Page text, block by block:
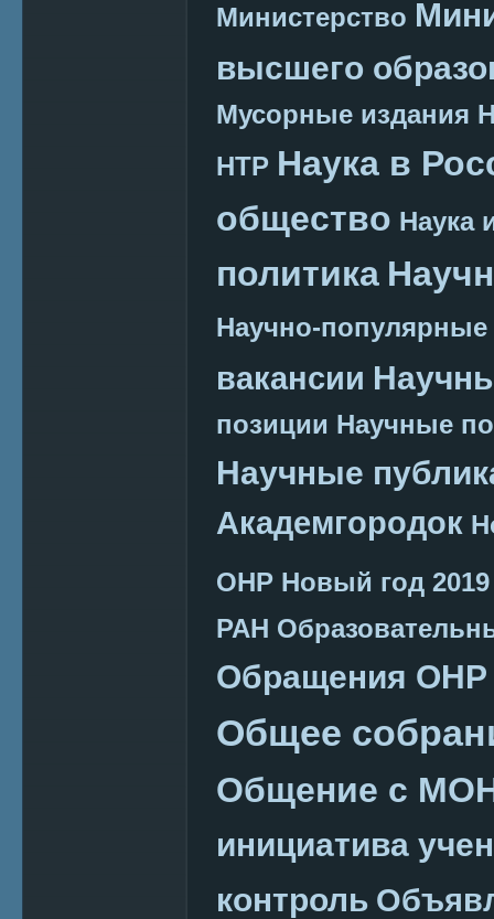
Министерство
высшего
Мусорные издания
НТР Наука в
общество Наука
политика
Научно-
вакансии
позиции Научные
Научные
Академгородок
ОНР Новый год 2019
РАН
Обращения ОНР
Общее
Общение с
инициатива
контроль